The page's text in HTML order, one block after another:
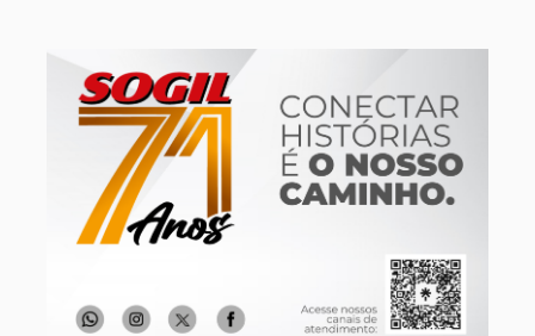
14 de agosto
Sexta-Feira 19° 13°
15 de agosto
Sábado 22° 15°